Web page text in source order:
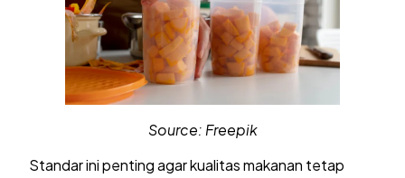
Source: Freepik
Standar ini penting agar kualitas makanan tetap